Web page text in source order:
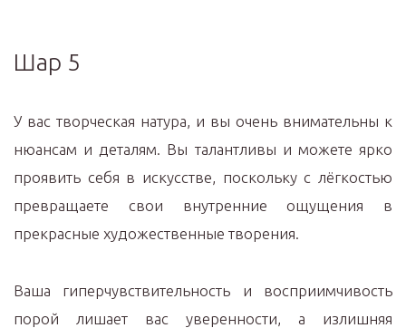
Шар 5
У вас творческая натура, и вы очень внимательны к
нюансам и деталям. Вы талантливы и можете ярко
проявить себя в искусстве, поскольку с лёгкостью
превращаете свои внутренние ощущения в
прекрасные художественные творения.
Ваша гиперчувствительность и восприимчивость
порой лишает вас уверенности, а излишняя